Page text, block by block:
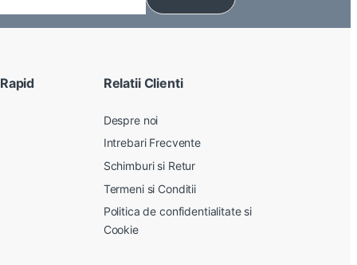
Relatii Clienti
Despre noi
Intrebari Frecvente
Schimburi si Retur
Termeni si Conditii
Politica de confidentialitate si
Cookie